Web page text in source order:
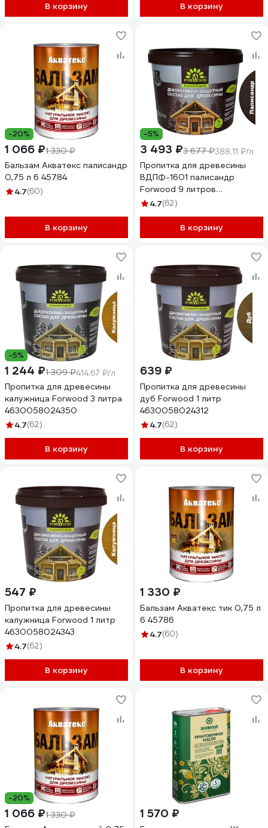
В корзину В корзину
-20%
1 066 ₽1 330 ₽
Бальзам Акватекс палисандр
0,75 л 6 45784
4.7(60)
В корзину
-5%
3 493 ₽3 677 ₽388.11 ₽/л
Пропитка для древесины
ВДПФ-1601 палисандр
Forwood 9 литров
4630058024480
4.7(62)
В корзину
-5%
1 244 ₽1 309 ₽414.67 ₽/л
Пропитка для древесины
калужница Forwood 3 литра
4630058024350
4.7(62)
В корзину
639 ₽
Пропитка для древесины
дуб Forwood 1 литр
4630058024312
4.7(62)
В корзину
547 ₽
Пропитка для древесины
калужница Forwood 1 литр
4630058024343
4.7(62)
В корзину
1 330 ₽
Бальзам Акватекс тик 0,75 л
6 45786
4.7(60)
В корзину
-20%
1 066 ₽1 330 ₽
1 570 ₽